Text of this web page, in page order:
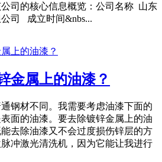
司的核心信息概览：公司名称 山东
司 成立时间&nbs...
金属上的油漆？
钢材不同。我需要考虑油漆下面的
面的油漆。要去除镀锌金属上的油
去除油漆又不会过度损伤锌层的方
冲激光清洗机，因为它能让我进行